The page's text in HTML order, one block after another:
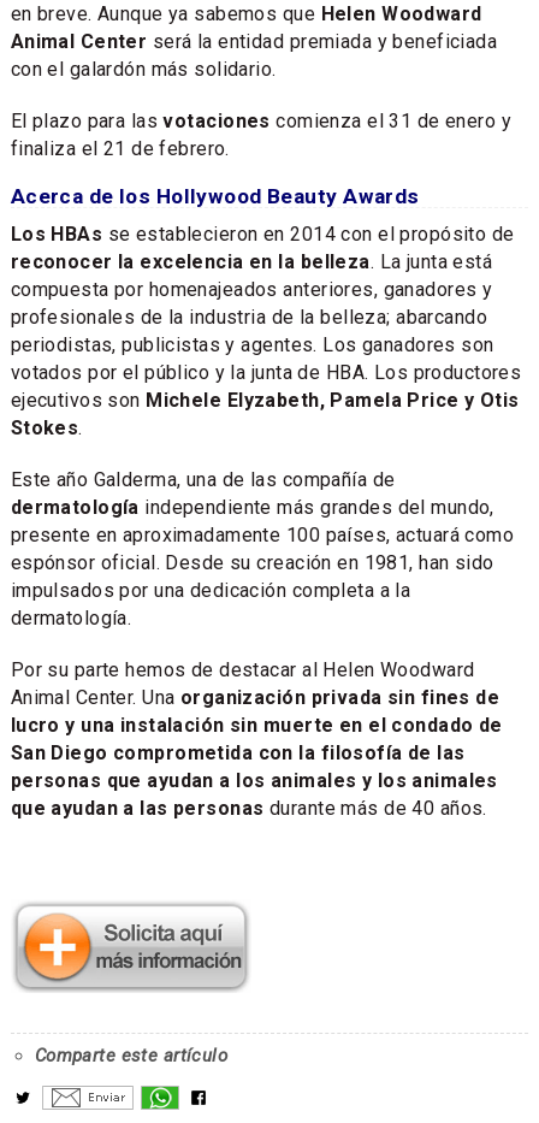
en breve. Aunque ya sabemos que Helen Woodward
Animal Center será la entidad premiada y beneficiada
con el galardón más solidario.
El plazo para lasvotaciones comienza el 31 de enero y
finaliza el 21 de febrero.
Acerca de los Hollywood Beauty Awards
Los HBAs se establecieron en 2014 con el propósito de
reconocer la excelencia en la belleza. La junta está
compuesta por homenajeados anteriores, ganadores y
profesionales de la industria de la belleza; abarcando
periodistas, publicistas y agentes. Los ganadores son
votados por el público y la junta de HBA. Los productores
ejecutivos son Michele Elyzabeth, Pamela Price y Otis
Stokes.
Este año Galderma, una de las compañía de
dermatología independiente más grandes del mundo,
presente en aproximadamente 100 países, actuará como
espónsor oficial. Desde su creación en 1981, han sido
impulsados por una dedicación completa a la
dermatología.
Por su parte hemos de destacar al Helen Woodward
Animal Center. Una organización privada sin fines de
lucro y una instalación sin muerte en el condado de
San Diego comprometida con la filosofía de las
personas que ayudan a los animales y los animales
que ayudan a las personas durante más de 40 años.
Comparte este artículo